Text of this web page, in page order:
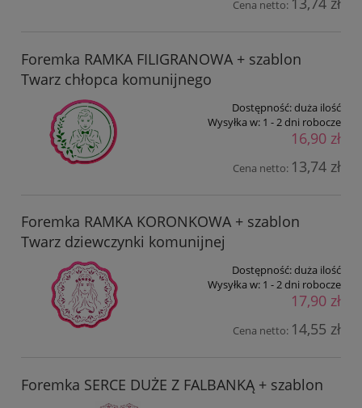
Cena netto:
Foremka RAMKA FILIGRANOWA + szablon
Twarz chłopca komunijnego
Dostępność:duża ilość
Wysyłka w: 1 - 2 dni robocze
16,90 zł
Cena netto: 13,74 zł
Foremka RAMKA KORONKOWA + szablon
Twarz dziewczynki komunijnej
Dostępność:duża ilość
Wysyłka w: 1 - 2 dni robocze
17,90 zł
Cena netto: 14,55 zł
Foremka SERCE DUŻE Z FALBANKĄ + szablon